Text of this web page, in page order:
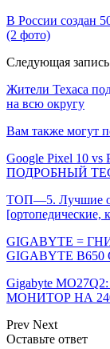
В России создан
(2 фото)
Следующая запись
Жители Техаса
на всю округу
Вам также могут
Google Pixel 10
ПОДРОБНЫЙ
ТОП—5. Лучшие
[ортопедические,
GIGABYTE =
GIGABYTE
Gigabyte
МОНИТОР НА
Prev Next
Оставьте ответ